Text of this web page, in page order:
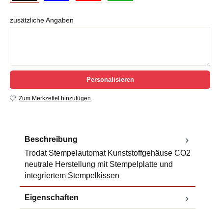
zusätzliche Angaben
Personalisieren
Zum Merkzettel hinzufügen
Beschreibung
Trodat Stempelautomat Kunststoffgehäuse CO2
neutrale Herstellung mit Stempelplatte und
integriertem Stempelkissen
Eigenschaften